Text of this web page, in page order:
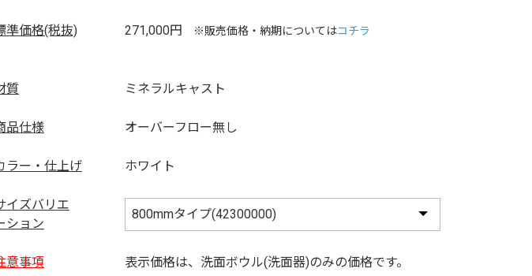
準価格(税抜) 271,000円 ※販売価格・納期についてはコチラ
質 ミネラルキャスト
品仕様 オーバーフロー無し
ラー・仕上げ ホワイト
イズバリエ
ション
意事項 表示価格は、洗面ボウル(洗面器)のみの価格です。